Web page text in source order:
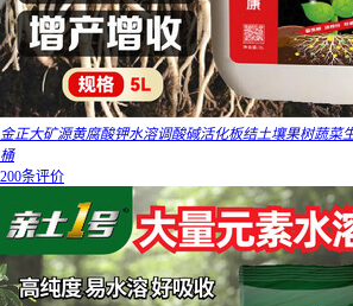
金正大矿源黄腐酸钾水溶调酸碱活化板结土壤果树蔬菜
桶
200条评价